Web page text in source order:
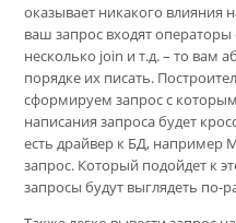
оказывает никакого влияния
ваш запрос входят
несколько join и т.д. – то вам
порядке их писать.
сформируем запрос с
написания запроса будет
есть драйвер к БД, например
запрос. Который подойдет к
запросы будут выглядеть по-